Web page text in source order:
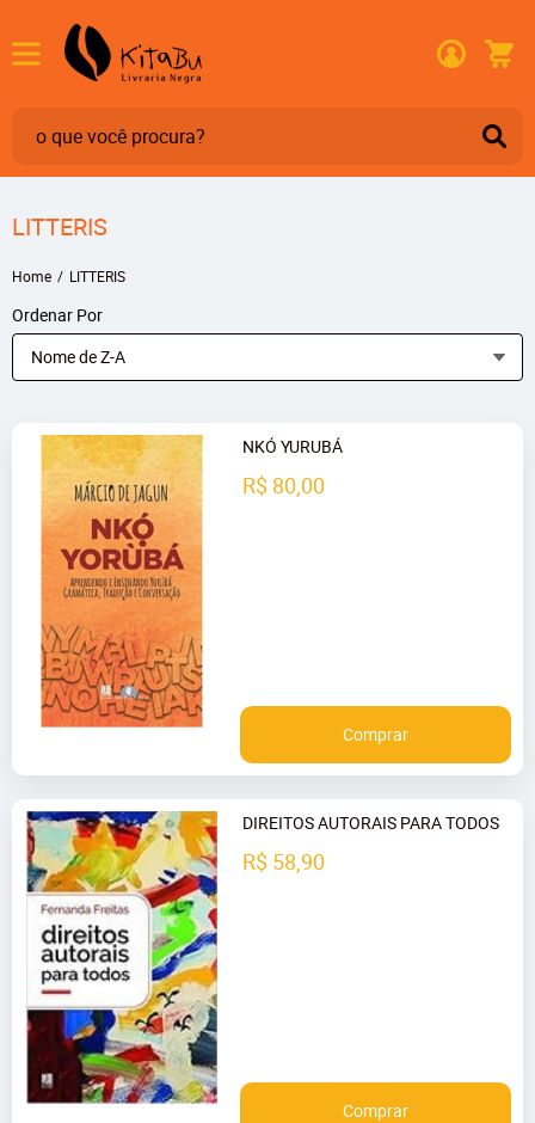
LITTERIS
Home LITTERIS
Ordenar Por
Nome de Z-A
NKÓ YURUBÁ
R$ 80,00
Comprar
DIREITOS AUTORAIS PARA TODOS
R$ 58,90
Comprar